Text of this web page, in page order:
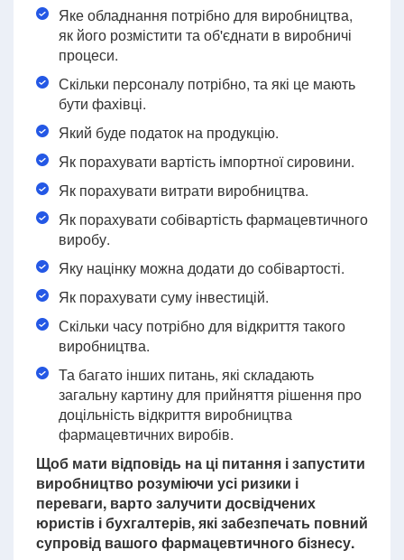
Яке обладнання потрібно для виробництва,
як його розмістити та об'єднати в виробничі
процеси.
Скільки персоналу потрібно, та які це мають
бути фахівці.
Який буде податок на продукцію.
Як порахувати вартість імпортної сировини.
Як порахувати витрати виробництва.
Як порахувати собівартість фармацевтичного
виробу.
Яку націнку можна додати до собівартості.
Як порахувати суму інвестицій.
Скільки часу потрібно для відкриття такого
виробництва.
Та багато інших питань, які складають
загальну картину для прийняття рішення про
доцільність відкриття виробництва
фармацевтичних виробів.
Щоб мати відповідь на ці питання і запустити
виробництво розуміючи усі ризики і
переваги, варто залучити досвідчених
юристів і бухгалтерів, які забезпечать повний
супровід вашого фармацевтичного бізнесу.